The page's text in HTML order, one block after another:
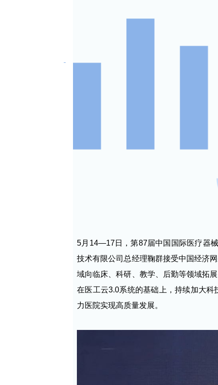
5月14—17日，第87届中国国际医疗器
技术有限公司总经理鞠群接受中国经济
域向临床、科研、教学、后勤等领域拓
在医工云3.0系统的基础上，持续加大
力医院实现高质量发展。